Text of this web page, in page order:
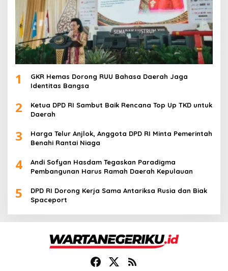
1
GKR Hemas Dorong RUU Bahasa Daerah Jaga
Identitas Bangsa
2
Ketua DPD RI Sambut Baik Rencana Top Up TKD untuk
Daerah
3
Harga Telur Anjlok, Anggota DPD RI Minta Pemerintah
Benahi Rantai Niaga
4
Andi Sofyan Hasdam Tegaskan Paradigma
Pembangunan Harus Ramah Daerah Kepulauan
5
DPD RI Dorong Kerja Sama Antariksa Rusia dan Biak
Spaceport